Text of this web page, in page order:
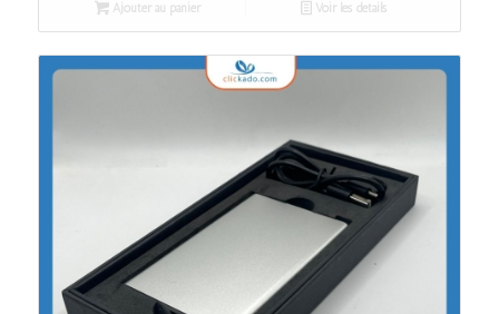
Ajouter au panier Voir les détails